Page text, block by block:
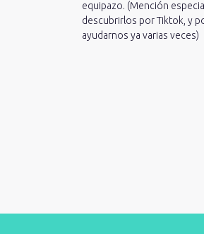
equipazo. (Mención
descubrirlos por Tiktok, y
ayudarnos ya varias veces)